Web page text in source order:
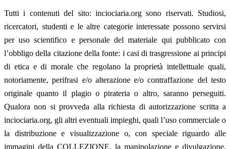
Tutti i contenuti del sito: inciociaria.org sono riservati. Studiosi,
ricercatori, studenti e le altre categorie interessate possono servirsi
per uso scientifico e personale del materiale qui pubblicato con
l’obbligo della citazione della fonte: i casi di trasgressione ai principi
di etica e di morale che regolano la proprietà intellettuale quali,
notoriamente, perifrasi e/o alterazione e/o contraffazione del testo
originale quanto il plagio o pirateria o altro, saranno perseguiti.
Qualora non si provveda alla richiesta di autorizzazione scritta a
inciociaria.org, gli altri eventuali impieghi, quali l’uso commerciale o
la distribuzione e visualizzazione o, con speciale riguardo alle
immagini della COLLEZIONE, la manipolazione e divulgazione,